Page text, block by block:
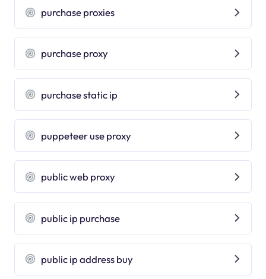
purchase proxies
purchase proxy
purchase static ip
puppeteer use proxy
public web proxy
public ip purchase
public ip address buy